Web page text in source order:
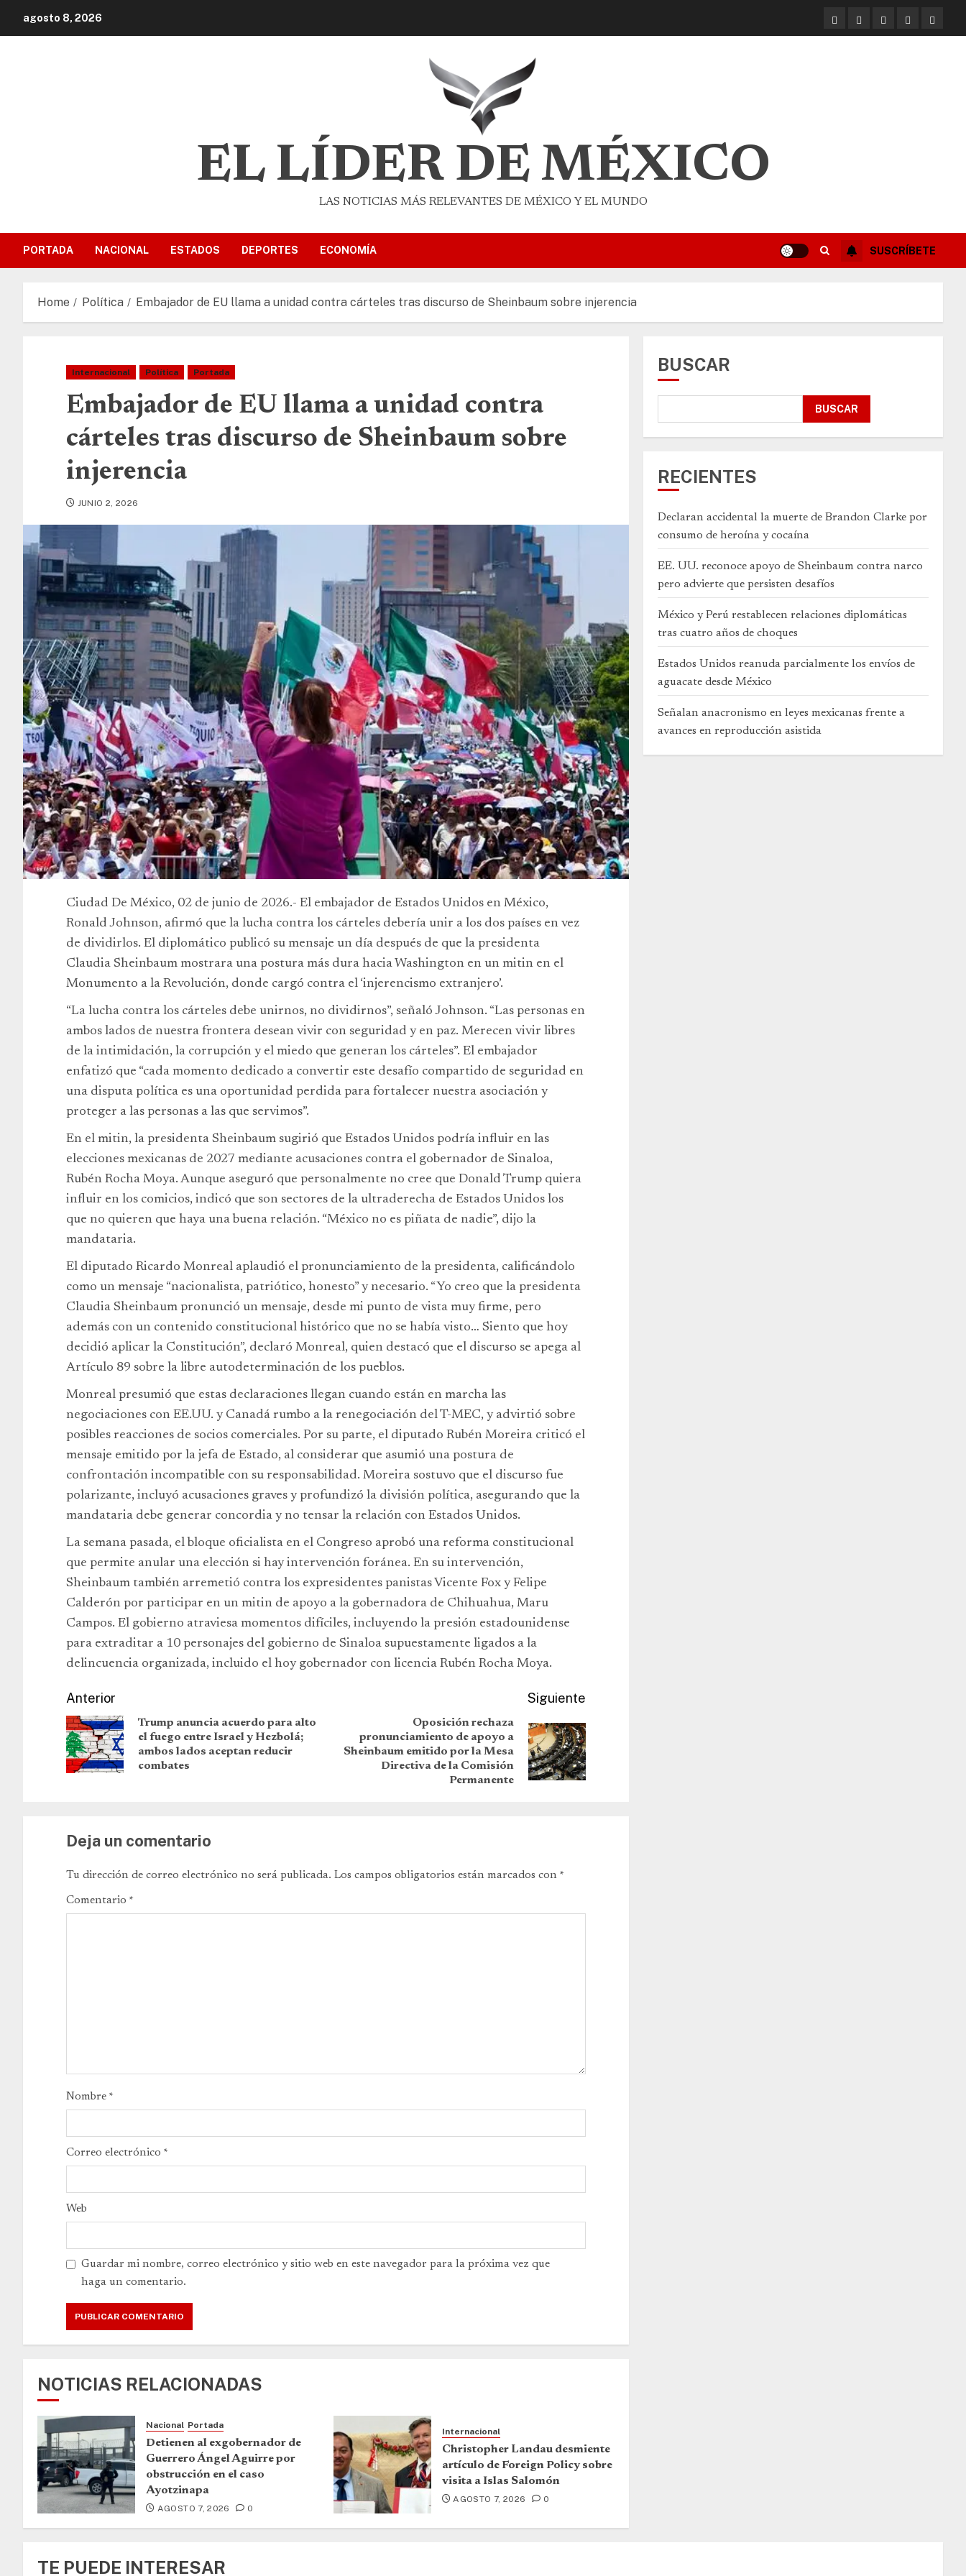
agosto 8, 2026
EL LÍDER DE MÉXICO
LAS NOTICIAS MÁS RELEVANTES DE MÉXICO Y EL MUNDO
PORTADA NACIONAL ESTADOS DEPORTES ECONOMÍA SUSCRÍBETE
Home Política Embajador de EU llama a unidad contra cárteles tras discurso de Sheinbaum sobre injerencia
Internacional Política Portada
Embajador de EU llama a unidad contra
cárteles tras discurso de Sheinbaum sobre
injerencia
JUNIO 2, 2026
Ciudad De México, 02 de junio de 2026.- El embajador de Estados Unidos en México,
Ronald Johnson, afirmó que la lucha contra los cárteles debería unir a los dos países en vez
de dividirlos. El diplomático publicó su mensaje un día después de que la presidenta
Claudia Sheinbaum mostrara una postura más dura hacia Washington en un mitin en el
Monumento a la Revolución, donde cargó contra el ‘injerencismo extranjero’.
“La lucha contra los cárteles debe unirnos, no dividirnos”, señaló Johnson. “Las personas en
ambos lados de nuestra frontera desean vivir con seguridad y en paz. Merecen vivir libres
de la intimidación, la corrupción y el miedo que generan los cárteles”. El embajador
enfatizó que “cada momento dedicado a convertir este desafío compartido de seguridad en
una disputa política es una oportunidad perdida para fortalecer nuestra asociación y
proteger a las personas a las que servimos”.
En el mitin, la presidenta Sheinbaum sugirió que Estados Unidos podría influir en las
elecciones mexicanas de 2027 mediante acusaciones contra el gobernador de Sinaloa,
Rubén Rocha Moya. Aunque aseguró que personalmente no cree que Donald Trump quiera
influir en los comicios, indicó que son sectores de la ultraderecha de Estados Unidos los
que no quieren que haya una buena relación. “México no es piñata de nadie”, dijo la
mandataria.
El diputado Ricardo Monreal aplaudió el pronunciamiento de la presidenta, calificándolo
como un mensaje “nacionalista, patriótico, honesto” y necesario. “Yo creo que la presidenta
Claudia Sheinbaum pronunció un mensaje, desde mi punto de vista muy firme, pero
además con un contenido constitucional histórico que no se había visto… Siento que hoy
decidió aplicar la Constitución”, declaró Monreal, quien destacó que el discurso se apega al
Artículo 89 sobre la libre autodeterminación de los pueblos.
Monreal presumió que estas declaraciones llegan cuando están en marcha las
negociaciones con EE.UU. y Canadá rumbo a la renegociación del T-MEC, y advirtió sobre
posibles reacciones de socios comerciales. Por su parte, el diputado Rubén Moreira criticó el
mensaje emitido por la jefa de Estado, al considerar que asumió una postura de
confrontación incompatible con su responsabilidad. Moreira sostuvo que el discurso fue
polarizante, incluyó acusaciones graves y profundizó la división política, asegurando que la
mandataria debe generar concordia y no tensar la relación con Estados Unidos.
La semana pasada, el bloque oficialista en el Congreso aprobó una reforma constitucional
que permite anular una elección si hay intervención foránea. En su intervención,
Sheinbaum también arremetió contra los expresidentes panistas Vicente Fox y Felipe
Calderón por participar en un mitin de apoyo a la gobernadora de Chihuahua, Maru
Campos. El gobierno atraviesa momentos difíciles, incluyendo la presión estadounidense
para extraditar a 10 personajes del gobierno de Sinaloa supuestamente ligados a la
delincuencia organizada, incluido el hoy gobernador con licencia Rubén Rocha Moya.
Anterior
Trump anuncia acuerdo para alto
el fuego entre Israel y Hezbolá;
ambos lados aceptan reducir
combates
Siguiente
Oposición rechaza
pronunciamiento de apoyo a
Sheinbaum emitido por la Mesa
Directiva de la Comisión
Permanente
Deja un comentario
Tu dirección de correo electrónico no será publicada. Los campos obligatorios están marcados con *
Comentario *
Nombre *
Correo electrónico *
Web
Guardar mi nombre, correo electrónico y sitio web en este navegador para la próxima vez que
haga un comentario.
NOTICIAS RELACIONADAS
Nacional Portada
Detienen al exgobernador de
Guerrero Ángel Aguirre por
obstrucción en el caso
Ayotzinapa
AGOSTO 7, 2026 0
Internacional
Christopher Landau desmiente
artículo de Foreign Policy sobre
visita a Islas Salomón
AGOSTO 7, 2026 0
BUSCAR
BUSCAR
RECIENTES
Declaran accidental la muerte de Brandon Clarke por
consumo de heroína y cocaína
EE. UU. reconoce apoyo de Sheinbaum contra narco
pero advierte que persisten desafíos
México y Perú restablecen relaciones diplomáticas
tras cuatro años de choques
Estados Unidos reanuda parcialmente los envíos de
aguacate desde México
Señalan anacronismo en leyes mexicanas frente a
avances en reproducción asistida
TE PUEDE INTERESAR